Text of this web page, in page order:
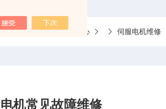
前位置：首页 产品中心 伺服电机维修
机常见故障维修